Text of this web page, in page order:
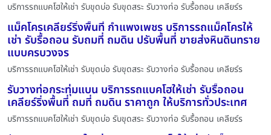
บริการรถแบคโฮให้เช่า รับขุดบ่อ รับขุดสระ รับวางท่อ รับรื้อถอน เคลียร์ร
แม็คโครเคลียร์ริ่งพื้นที่ กำแพงเพชร บริการรถแม็คโครให้
เช่า รับรื้อถอน รับถมที่ ถมดิน ปรับพื้นที่ ขายส่งหินดินทราย
แบบครบวงจร
บริการรถแบคโฮให้เช่า รับขุดบ่อ รับขุดสระ รับวางท่อ รับรื้อถอน เคลียร์ร
รับวางท่อกระทุ่มแบน บริการรถแบคโฮให้เช่า รับรื้อถอน
เคลียร์ริ่งพื้นที่ ถมที่ ถมดิน ราคาถูก ให้บริการทั่วประเทศ
บริการรถแบคโฮให้เช่า รับขุดบ่อ รับขุดสระ รับวางท่อ รับรื้อถอน เคลียร์ร